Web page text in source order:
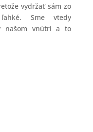
vydržať sám zo
Sme vtedy
našom vnútri a to